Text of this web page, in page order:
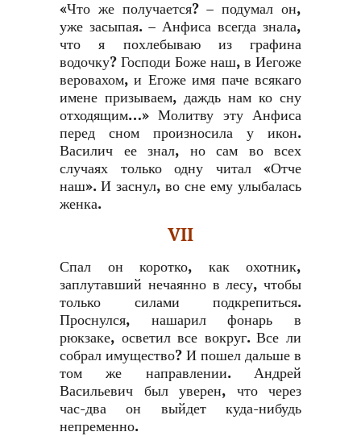
«Что же получается? – подумал он,
уже засыпая. – Анфиса всегда знала,
что я похлебываю из графина
водочку? Господи Боже наш, в Иегоже
веровахом, и Егоже имя паче всякаго
имене призываем, даждь нам ко сну
отходящим…» Молитву эту Анфиса
перед сном произносила у икон.
Василич ее знал, но сам во всех
случаях только одну читал «Отче
наш». И заснул, во сне ему улыбалась
женка.
VII
Спал он коротко, как охотник,
заплутавший нечаянно в лесу, чтобы
только силами подкрепиться.
Проснулся, нашарил фонарь в
рюкзаке, осветил все вокруг. Все ли
собрал имущество? И пошел дальше в
том же направлении. Андрей
Васильевич был уверен, что через
час-два он выйдет куда-нибудь
непременно.